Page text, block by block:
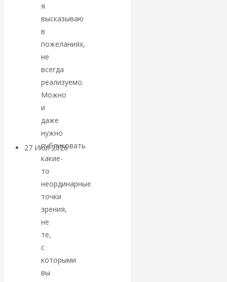
Валентин
Катасонов.
«Мировые
ростовщики»:
вчера и сегодня
27 Июл 2026Мировая
валютная система
Валентин
КАтасонов.
«МЕТОД
ОТМЫВАНИЯ
я
высказываю
в
пожеланиях,
не
всегда
реализуемо.
Можно
и
даже
нужно
публиковать
какие-
то
неординарные
точки
зрения,
не
те,
с
которыми
вы